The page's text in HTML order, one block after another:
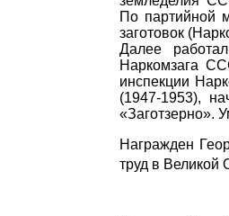
По партийной
заготовок
Далее
Наркомзага
инспекции
(1947-1953),
«Заготзерно».
Награжден
труд в Великой